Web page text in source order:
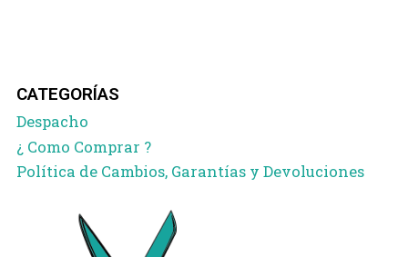
CATEGORÍAS
Despacho
¿ Como Comprar ?
Política de Cambios, Garantías y Devoluciones